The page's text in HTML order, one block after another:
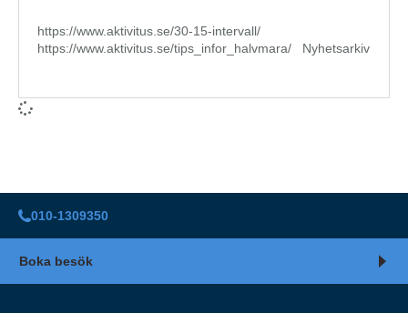
https://www.aktivitus.se/30-15-intervall/
https://www.aktivitus.se/tips_infor_halvmara/ Nyhetsarkiv
010-1309350
Boka besök